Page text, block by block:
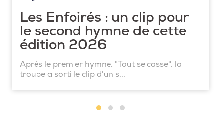
Les Enfoirés : un clip pour
le second hymne de cette
édition 2026
Après le premier hymne, "Tout se casse", la
troupe a sorti le clip d'un s...